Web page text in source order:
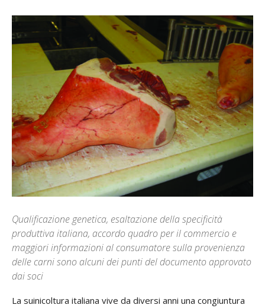
Qualificazione genetica, esaltazione della specificità
produttiva italiana, accordo quadro per il commercio e
maggiori informazioni al consumatore sulla provenienza
delle carni sono alcuni dei punti del documento approvato
dai soci
La suinicoltura italiana vive da diversi anni una congiuntura